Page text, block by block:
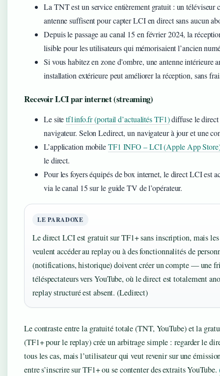
La TNT est un service entièrement gratuit : un téléviseur
antenne suffisent pour capter LCI en direct sans aucun
Depuis le passage au canal 15 en février 2024, la
lisible pour les utilisateurs qui mémorisaient l’ancien
Si vous habitez en zone d’ombre, une antenne intérieure
installation extérieure peut améliorer la réception, sans
Recevoir LCI par internet (streaming)
Le sitetf1info.fr (portail d’actualités TF1)diffuse le direct
navigateur. Selon Ledirect, un navigateur à jour et une
L’application mobileTF1 INFO – LCI (Apple App
le direct.
Pour les foyers équipés de box internet, le direct LCI est
via le canal 15 sur le guide TV de l’opérateur.
LE PARADOXE
Le direct LCI est gratuit sur TF1+ sans inscription, mais
veulent accéder au replay ou à des fonctionnalités de
(notifications, historique) doivent créer un compte — une
téléspectateurs vers YouTube, où le direct est totalement
replay structuré est absent. (Ledirect)
Le contraste entre la gratuité totale (TNT, YouTube) et la
(TF1+ pour le replay) crée un arbitrage simple : regarder le
tous les cas, mais l’utilisateur qui veut revenir sur une
entre s’inscrire sur TF1+ ou se contenter des extraits YouTube.